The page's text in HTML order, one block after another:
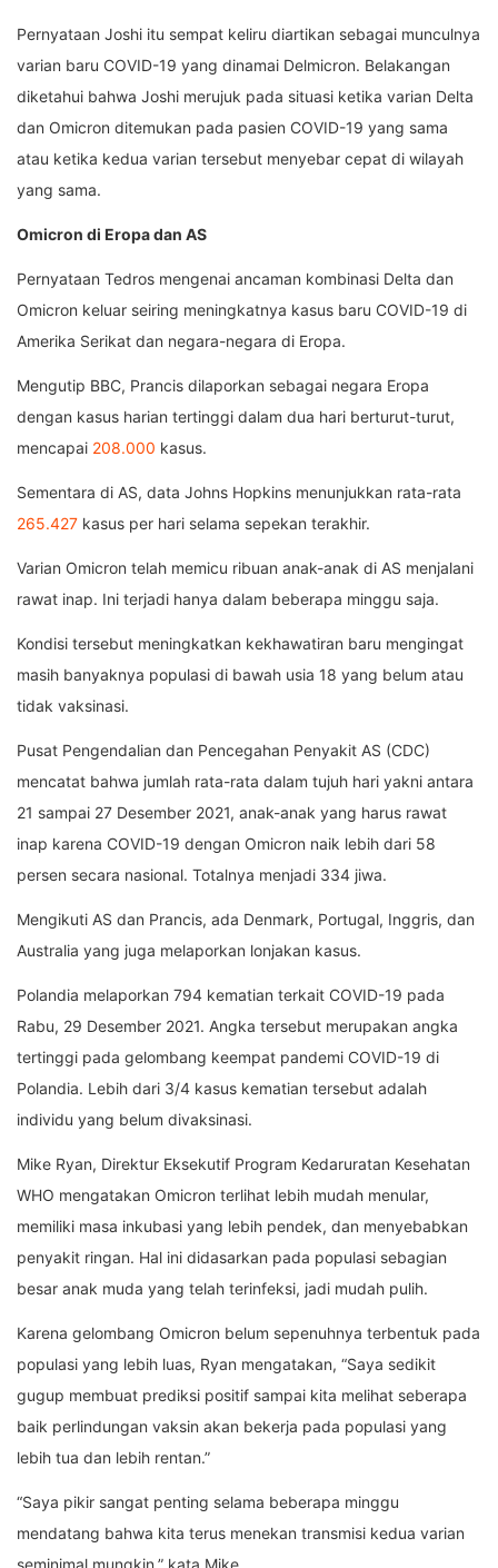
Pernyataan Joshi itu sempat keliru diartikan sebagai munculnya
varian baru COVID-19 yang dinamai Delmicron. Belakangan
diketahui bahwa Joshi merujuk pada situasi ketika varian Delta
dan Omicron ditemukan pada pasien COVID-19 yang sama
atau ketika kedua varian tersebut menyebar cepat di wilayah
yang sama.
Omicron di Eropa dan AS
Pernyataan Tedros mengenai ancaman kombinasi Delta dan
Omicron keluar seiring meningkatnya kasus baru COVID-19 di
Amerika Serikat dan negara-negara di Eropa.
Mengutip BBC, Prancis dilaporkan sebagai negara Eropa
dengan kasus harian tertinggi dalam dua hari berturut-turut,
mencapai 208.000 kasus.
Sementara di AS, data Johns Hopkins menunjukkan rata-rata
265.427 kasus per hari selama sepekan terakhir.
Varian Omicron telah memicu ribuan anak-anak di AS menjalani
rawat inap. Ini terjadi hanya dalam beberapa minggu saja.
Kondisi tersebut meningkatkan kekhawatiran baru mengingat
masih banyaknya populasi di bawah usia 18 yang belum atau
tidak vaksinasi.
Pusat Pengendalian dan Pencegahan Penyakit AS (CDC)
mencatat bahwa jumlah rata-rata dalam tujuh hari yakni antara
21 sampai 27 Desember 2021, anak-anak yang harus rawat
inap karena COVID-19 dengan Omicron naik lebih dari 58
persen secara nasional. Totalnya menjadi 334 jiwa.
Mengikuti AS dan Prancis, ada Denmark, Portugal, Inggris, dan
Australia yang juga melaporkan lonjakan kasus.
Polandia melaporkan 794 kematian terkait COVID-19 pada
Rabu, 29 Desember 2021. Angka tersebut merupakan angka
tertinggi pada gelombang keempat pandemi COVID-19 di
Polandia. Lebih dari 3/4 kasus kematian tersebut adalah
individu yang belum divaksinasi.
Mike Ryan, Direktur Eksekutif Program Kedaruratan Kesehatan
WHO mengatakan Omicron terlihat lebih mudah menular,
memiliki masa inkubasi yang lebih pendek, dan menyebabkan
penyakit ringan. Hal ini didasarkan pada populasi sebagian
besar anak muda yang telah terinfeksi, jadi mudah pulih.
Karena gelombang Omicron belum sepenuhnya terbentuk pada
populasi yang lebih luas, Ryan mengatakan, “Saya sedikit
gugup membuat prediksi positif sampai kita melihat seberapa
baik perlindungan vaksin akan bekerja pada populasi yang
lebih tua dan lebih rentan.”
“Saya pikir sangat penting selama beberapa minggu
mendatang bahwa kita terus menekan transmisi kedua varian
seminimal mungkin,” kata Mike.